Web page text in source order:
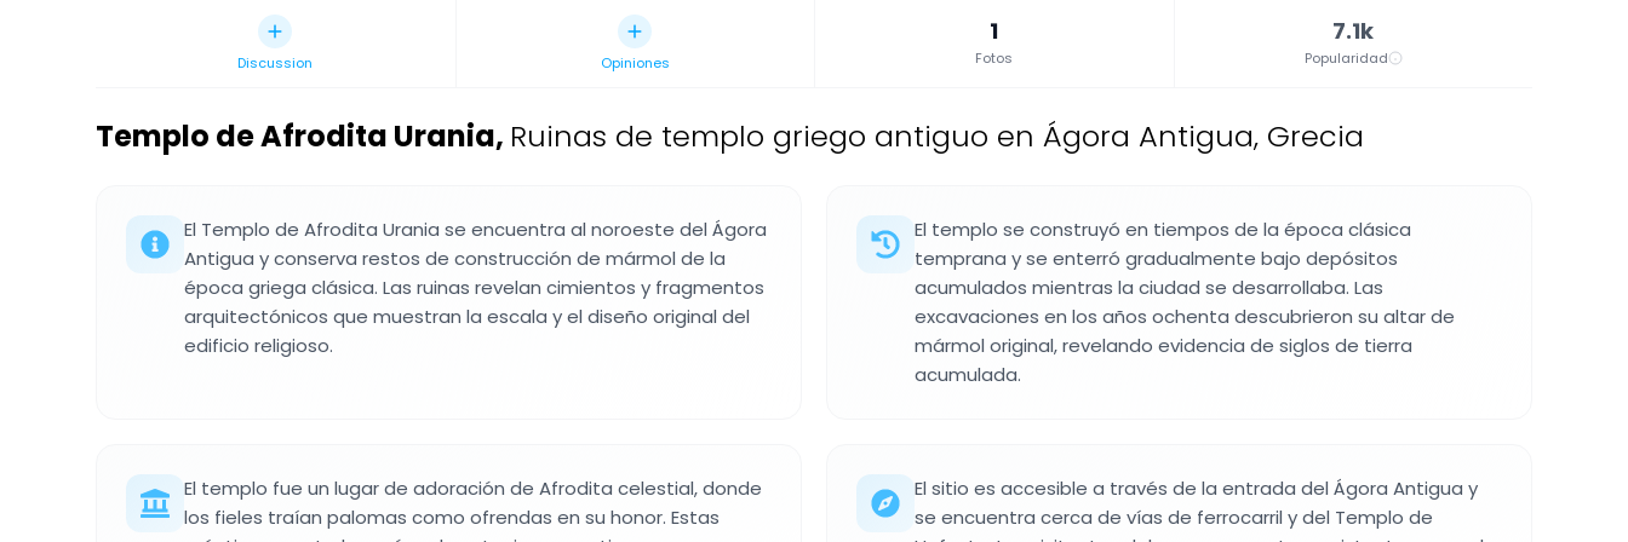
Discussion Opiniones
1
Fotos
7.1k
Popularidad
Templo de Afrodita Urania, Ruinas de templo griego antiguo en Ágora Antigua, Grecia
El Templo de Afrodita Urania se encuentra al noroeste del Ágora
Antigua y conserva restos de construcción de mármol de la
época griega clásica. Las ruinas revelan cimientos y fragmentos
arquitectónicos que muestran la escala y el diseño original del
edificio religioso.
El templo se construyó en tiempos de la época clásica
temprana y se enterró gradualmente bajo depósitos
acumulados mientras la ciudad se desarrollaba. Las
excavaciones en los años ochenta descubrieron su altar de
mármol original, revelando evidencia de siglos de tierra
acumulada.
El templo fue un lugar de adoración de Afrodita celestial, donde
los fieles traían palomas como ofrendas en su honor. Estas
El sitio es accesible a través de la entrada del Ágora Antigua y
se encuentra cerca de vías de ferrocarril y del Templo de